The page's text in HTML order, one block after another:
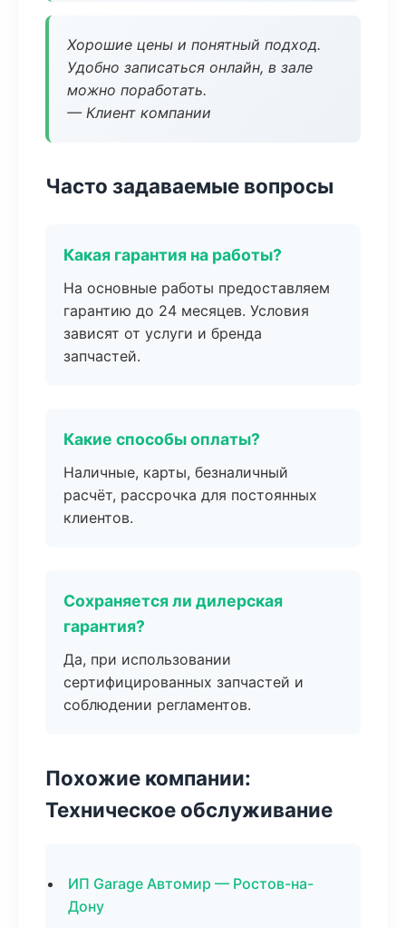
Хорошие цены и понятный подход.
Удобно записаться онлайн, в зале
можно поработать.
— Клиент компании
Часто задаваемые вопросы
Какая гарантия на работы?
На основные работы предоставляем
гарантию до 24 месяцев. Условия
зависят от услуги и бренда
запчастей.
Какие способы оплаты?
Наличные, карты, безналичный
расчёт, рассрочка для постоянных
клиентов.
Сохраняется ли дилерская
гарантия?
Да, при использовании
сертифицированных запчастей и
соблюдении регламентов.
Похожие компании:
Техническое обслуживание
ИП Garage Автомир — Ростов-на-
Дону